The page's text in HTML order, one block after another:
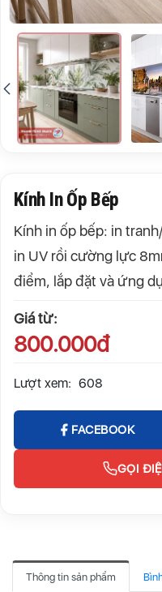
Kính In Ốp Bếp
Kính in ốp bếp: in
in UV rồi cường lực
điểm, lắp đặt và ứng
Giá từ:
800.000đ
Lượt xem: 608
FACEBOOK
GỌI
Thông tin sản phẩm